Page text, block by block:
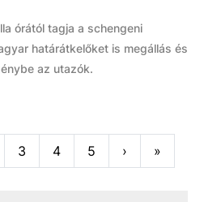
órától tagja a schengeni
határátkelőket is megállás és
az utazók.
3 4 5 ›Next»Last